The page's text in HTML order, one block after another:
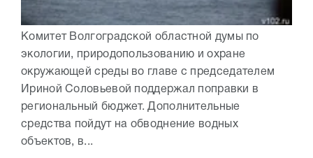
Комитет Волгоградской областной думы по
экологии, природопользованию и охране
окружающей среды во главе с председателем
Ириной Соловьевой поддержал поправки в
региональный бюджет. Дополнительные
средства пойдут на обводнение водных
объектов, в...